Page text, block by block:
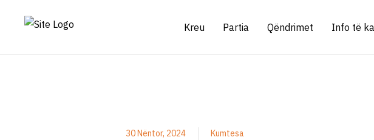
Kreu Partia Qëndrimet Info të
30 Nëntor, 2024 Kumtesa